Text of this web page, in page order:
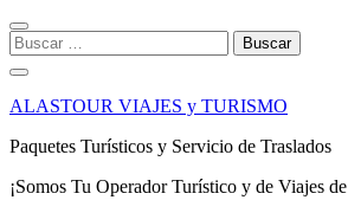
Saltar
al
contenido
(presiona
la
Intro)
Buscar:
ALASTOUR VIAJES y TURISMO
Paquetes Turísticos y Servicio de Traslados
¡Somos Tu Operador Turístico y de Viajes de